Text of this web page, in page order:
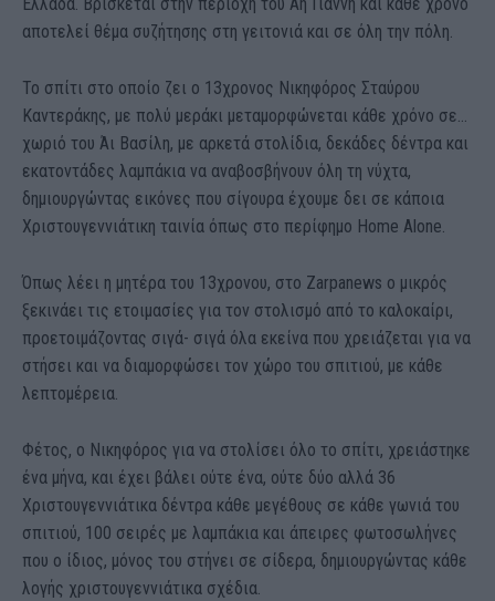
Ελλάδα. Βρίσκεται στην περιοχή του Αη Γιάννη και κάθε χρόνο
αποτελεί θέμα συζήτησης στη γειτονιά και σε όλη την πόλη.
Το σπίτι στο οποίο ζει ο 13χρονος Νικηφόρος Σταύρου
Καντεράκης, με πολύ μεράκι μεταμορφώνεται κάθε χρόνο σε…
χωριό του Άι Βασίλη, με αρκετά στολίδια, δεκάδες δέντρα και
εκατοντάδες λαμπάκια να αναβοσβήνουν όλη τη νύχτα,
δημιουργώντας εικόνες που σίγουρα έχουμε δει σε κάποια
Χριστουγεννιάτικη ταινία όπως στο περίφημο Home Alone.
Όπως λέει η μητέρα του 13χρονου, στο Zarpanews ο μικρός
ξεκινάει τις ετοιμασίες για τον στολισμό από το καλοκαίρι,
προετοιμάζοντας σιγά- σιγά όλα εκείνα που χρειάζεται για να
στήσει και να διαμορφώσει τον χώρο του σπιτιού, με κάθε
λεπτομέρεια.
Φέτος, ο Νικηφόρος για να στολίσει όλο το σπίτι, χρειάστηκε
ένα μήνα, και έχει βάλει ούτε ένα, ούτε δύο αλλά 36
Χριστουγεννιάτικα δέντρα κάθε μεγέθους σε κάθε γωνιά του
σπιτιού, 100 σειρές με λαμπάκια και άπειρες φωτοσωλήνες
που ο ίδιος, μόνος του στήνει σε σίδερα, δημιουργώντας κάθε
λογής χριστουγεννιάτικα σχέδια.